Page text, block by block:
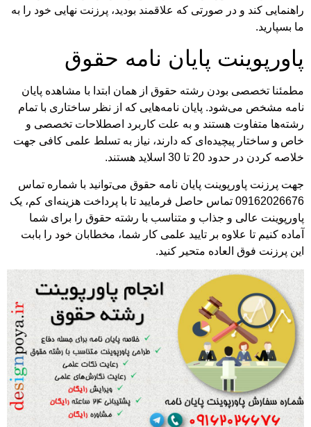
راهنمایی کند و در صورتی که علاقمند بودید، پرزنت نهایی خود را به
ما بسپارید.
پاورپوینت پایان نامه حقوق
مطمئنا تخصصی بودن رشته حقوق از همان ابتدا با مشاهده پایان
نامه مشخص می‌شود. پایان نامه‌هایی که از نظر ساختاری با تمام
رشته‌ها متفاوت هستند و به علت کاربرد اصطلاحات تخصصی و
خاص و ساختار پیچیده‌ای که دارند، نیاز به تسلط علمی کافی جهت
خلاصه کردن در حدود 20 تا 30 اسلاید هستند.
جهت پرزنت پاورپوینت پایان نامه حقوق می‌توانید با شماره تماس
09162026676 تماس حاصل فرمایید تا با پرداخت هزینه‌ای کم، یک
پاورپوینت عالی و جذاب و متناسب با رشته حقوق را برای شما
آماده کنیم تا علاوه بر تایید علمی کار شما، مخطابان خود را بابت
این پرزنت فوق العاده متحیر کنید.